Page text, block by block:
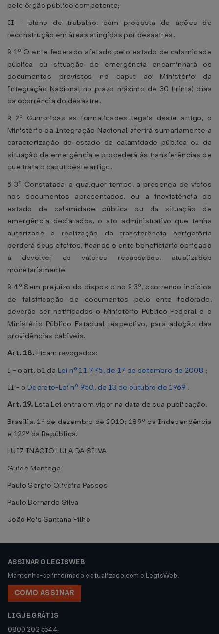
pelo órgão público competente;
II - plano de trabalho, com proposta de ações de
reconstrução em áreas atingidas por desastres.
§ 1º O ente federado afetado pelo estado de calamidade
pública ou situação de emergência encaminhará os
documentos previstos no caput ao Ministério da
Integração Nacional no prazo máximo de 30 (trinta) dias
da ocorrência do desastre.
§ 2º Cumpridas as formalidades legais deste artigo, o
Ministério da Integração Nacional aferirá sumariamente a
caracterização do estado de calamidade pública ou da
situação de emergência e procederá às transferências de
que trata o caput deste artigo.
§ 3º Constatada, a qualquer tempo, a presença de vícios
nos documentos apresentados, ou a inexistência do
estado de calamidade pública ou da situação de
emergência declarados, o ato administrativo que tenha
autorizado a realização da transferência obrigatória
perderá seus efeitos, ficando o ente beneficiário obrigado
a devolver os valores repassados, atualizados
monetariamente.
§ 4º Sem prejuízo do disposto no § 3º, ocorrendo indícios
de falsificação de documentos pelo ente federado,
deverão ser notificados o Ministério Público Federal e o
Ministério Público Estadual respectivo, para adoção das
providências cabíveis.
Art. 18. Ficam revogados:
I - o art. 51 da Lei nº 11.775, de 17 de setembro de 2008 ;
II - o Decreto-Lei nº 950, de 13 de outubro de 1969 .
Art. 19. Esta Lei entra em vigor na data de sua publicação.
Brasília, 1º de dezembro de 2010; 189º da Independência
e 122º da República.
LUIZ INÁCIO LULA DA SILVA
Guido Mantega
Paulo Sérgio Oliveira Passos
Paulo Bernardo Silva
João Reis Santana Filho
ASSINAR O LEGISWEB
Mantenha-se informado e atualizado com o LegisWeb.
COMO ASSINAR
LIGUE GRÁTIS
0800 202 5544